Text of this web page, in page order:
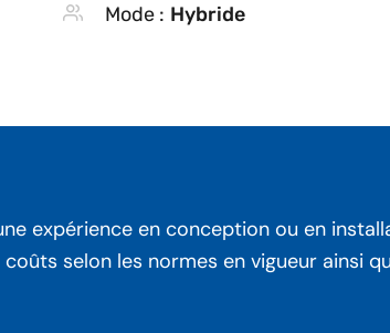
Mode : Hybride
expérience en conception ou en
selon les normes en vigueur ainsi